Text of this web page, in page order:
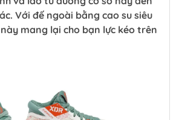
Với đế ngoài bằng cao su siêu
mang lại cho bạn lực kéo trên